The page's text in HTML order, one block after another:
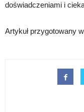
doświadczeniami i
Artykuł przygotowany